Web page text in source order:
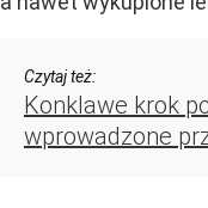
Czytaj też:
Konklawe krok
wprowadzone